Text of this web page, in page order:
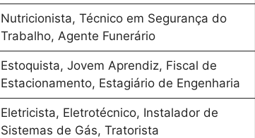
Nutricionista, Técnico em Segurança do
Trabalho, Agente Funerário
Estoquista, Jovem Aprendiz, Fiscal de
Estacionamento, Estagiário de Engenharia
Eletricista, Eletrotécnico, Instalador de
Sistemas de Gás, Tratorista